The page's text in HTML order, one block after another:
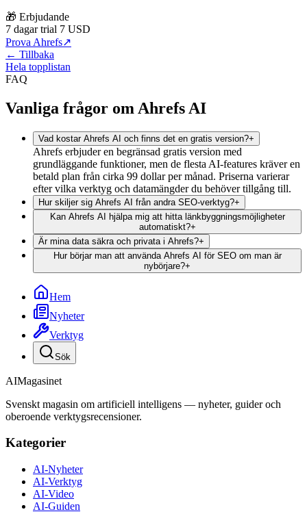
🎁 Erbjudande
7 dagar trial 7 USD
Prova Ahrefs↗
← Tillbaka
Hela topplistan
FAQ
Vanliga frågor om Ahrefs AI
Vad kostar Ahrefs AI och finns det en gratis version?+
Ahrefs erbjuder en begränsad gratis version med
grundläggande funktioner, men de flesta AI-features kräver en
betald plan från cirka 99 dollar per månad. Priserna varierar
efter vilka verktyg och datamängder du behöver tillgång till.
Hur skiljer sig Ahrefs AI från andra SEO-verktyg?+
Kan Ahrefs AI hjälpa mig att hitta länkbyggningsmöjligheter
automatiskt?+
Är mina data säkra och privata i Ahrefs?+
Hur börjar man att använda Ahrefs AI för SEO om man är
nybörjare?+
Hem
Nyheter
Verktyg
Sök
AIMagasinet
Svenskt magasin om artificiell intelligens — nyheter, guider och
oberoende verktygsrecensioner.
Kategorier
AI-Nyheter
AI-Verktyg
AI-Video
AI-Guiden